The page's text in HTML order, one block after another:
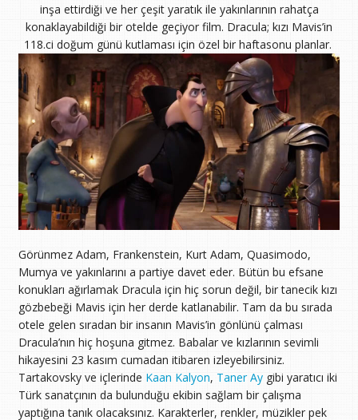
inşa ettirdiği ve her çeşit yaratık ile yakınlarının rahatça
konaklayabildiği bir otelde geçiyor film. Dracula; kızı Mavis’in
118.ci doğum günü kutlaması için özel bir haftasonu planlar.
Görünmez Adam, Frankenstein, Kurt Adam, Quasimodo,
Mumya ve yakınlarını a partiye davet eder. Bütün bu efsane
konukları ağırlamak Dracula için hiç sorun değil, bir tanecik kızı
gözbebeği Mavis için her derde katlanabilir. Tam da bu sırada
otele gelen sıradan bir insanın Mavis’in gönlünü çalması
Dracula’nın hiç hoşuna gitmez. Babalar ve kızlarının sevimli
hikayesini 23 kasım cumadan itibaren izleyebilirsiniz.
Tartakovsky ve içlerinde Kaan Kalyon, Taner Aygibi yaratıcı iki
Türk sanatçının da bulunduğu ekibin sağlam bir çalışma
yaptığına tanık olacaksınız. Karakterler, renkler, müzikler pek